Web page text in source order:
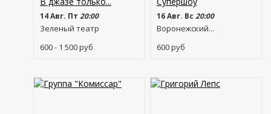
14 Авг. Пт 20:00
Зеленый театр
600 - 1 500руб
16 Авг. Вс 20:00
Воронежский...
600руб